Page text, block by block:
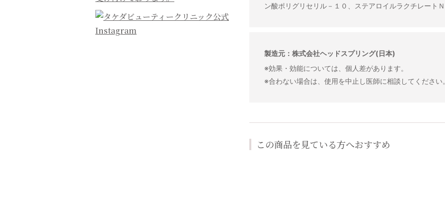
ン酸ポリグリセリル－１０、ステアロイルラクチレート
製造元：株式会社ヘッドスプリング(日本)
※効果・効能については、個人差があります。
※合わない場合は、使用を中止し医師に相談してください。
この商品を見ている方へおすすめ